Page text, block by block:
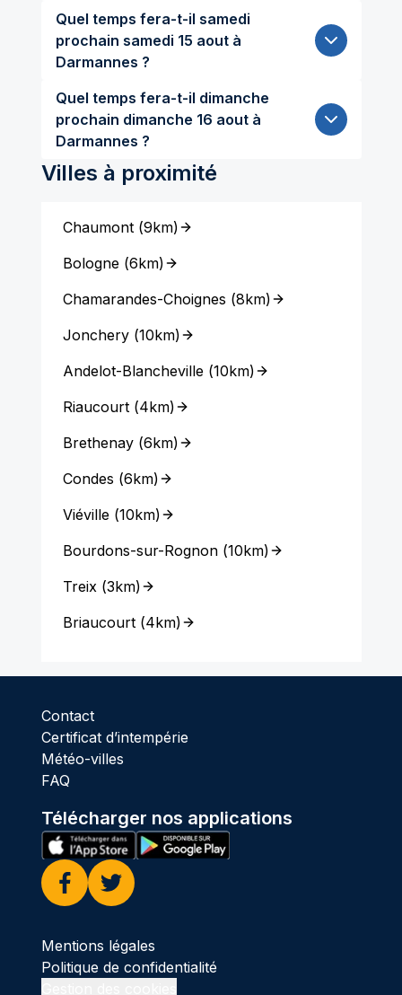
Quel temps fera-t-il samedi
prochain samedi 15 aout à
Darmannes ?
Quel temps fera-t-il dimanche
prochain dimanche 16 aout à
Darmannes ?
Villes à proximité
Chaumont(9km)
Bologne(6km)
Chamarandes-Choignes (8km)
Jonchery(10km)
Andelot-Blancheville(10km)
Riaucourt(4km)
Brethenay(6km)
Condes (6km)
Viéville(10km)
Bourdons-sur-Rognon(10km)
Treix(3km)
Briaucourt(4km)
Contact
Certificat d’intempérie
Météo-villes
FAQ
Télécharger nos applications
Facebook
Twitter
Mentions légales
Politique de confidentialité